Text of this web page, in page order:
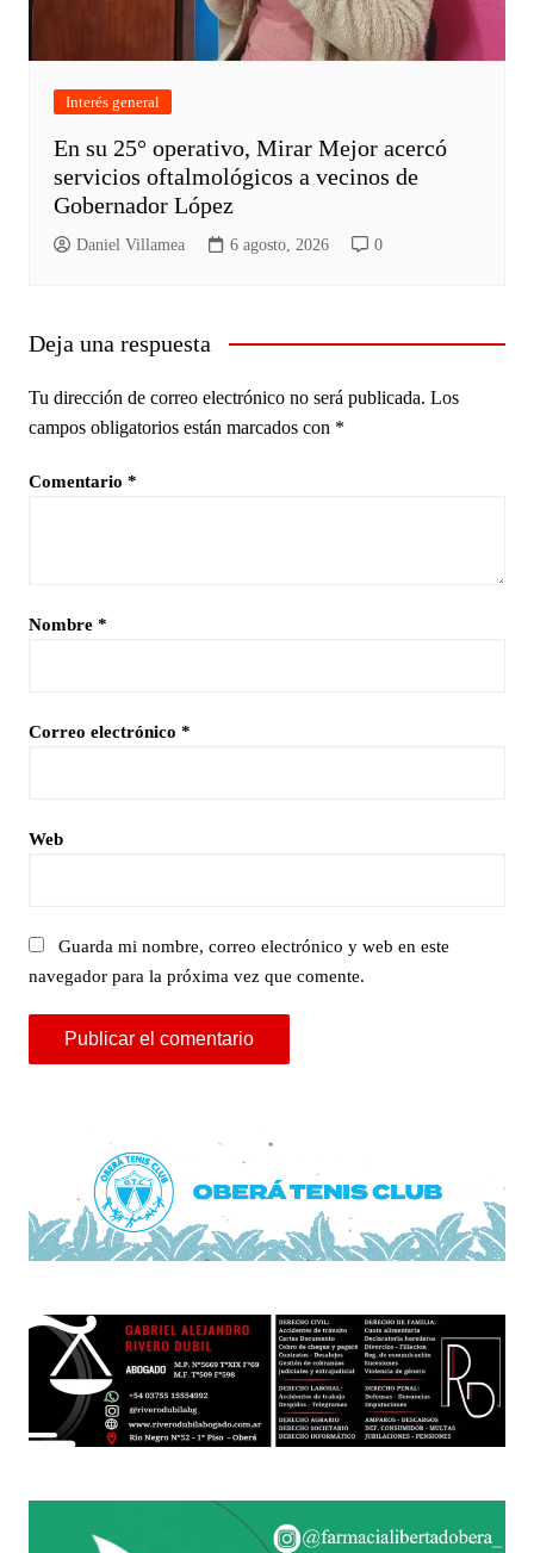
Interés general
En su 25° operativo, Mirar Mejor acercó
servicios oftalmológicos a vecinos de
Gobernador López
Daniel Villamea 6 agosto, 2026 0
Deja una respuesta
Tu dirección de correo electrónico no será publicada. Los
campos obligatorios están marcados con *
Comentario *
Nombre *
Correo electrónico *
Web
Guarda mi nombre, correo electrónico y web en este
navegador para la próxima vez que comente.